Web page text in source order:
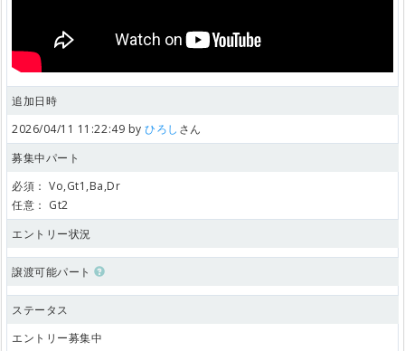
追加日時
2026/04/11 11:22:49 byひろし さん
募集中パート
必須： Vo,Gt1,Ba,Dr
任意： Gt2
エントリー状況
譲渡可能パート
ステータス
エントリー募集中